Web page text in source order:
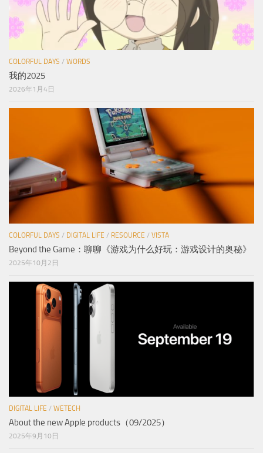
COLORFUL DAYS / WORDS
我的2025
2026年1月4日
COLORFUL DAYS / DIGITAL LIFE / RESOURCE / VISTA
Beyond the Game：聊聊《游戏为什么好玩：游戏设计的奥秘》
2025年10月2日
DIGITAL LIFE / WETECH
About the new Apple products（09/2025）
2025年9月10日